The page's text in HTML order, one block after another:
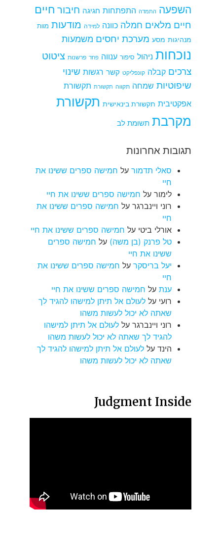
השפעה התמדה התפתחות חגיגה חיבור חיים
חיים מלאים חמלה כוונה למידה מודעות מוות
מנהיגות מסע מערכת יחסים משמעות
נוכחות ניהול סיפור ענווה פחד פרשנות ציטוט
צרכים קבלה קונפליקט קשר רגשות שינוי
שיפוטיות שמחה תקווה תקשורת תקשורת
אפקטיבית תקשורת בינאישית תקשורת
מקרבת תשומת לב
תגובות אחרונות
סאלי תדמור על חמישה ספרים ששינו את
חיי
לימור על חמישה ספרים ששינו את חיי
רוני ויינברגר על חמישה ספרים ששינו את
חיי
אורלי ביטי על חמישה ספרים ששינו את חיי
טל פרנק (בן משה) על חמישה ספרים
ששינו את חיי
יעל בריסקר על חמישה ספרים ששינו את
חיי
ענת על חמישה ספרים ששינו את חיי
רועי על לעולם אל תיתן למישהו להגיד לך
שאתה לא יכול לעשות משהו
רוני ויינברגר על לעולם אל תיתן למישהו
להגיד לך שאתה לא יכול לעשות משהו
הינד על לעולם אל תיתן למישהו להגיד לך
שאתה לא יכול לעשות משהו
Judgment Inside